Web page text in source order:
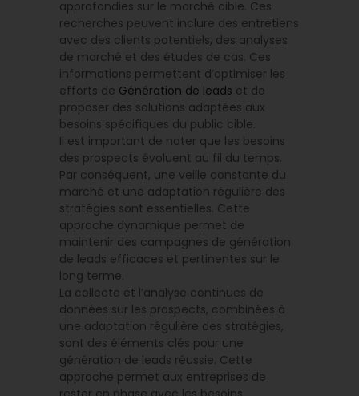
approfondies sur le marché cible. Ces
recherches peuvent inclure des entretiens
avec des clients potentiels, des analyses
de marché et des études de cas. Ces
informations permettent d’optimiser les
efforts de Génération de leads et de
proposer des solutions adaptées aux
besoins spécifiques du public cible.
Il est important de noter que les besoins
des prospects évoluent au fil du temps.
Par conséquent, une veille constante du
marché et une adaptation régulière des
stratégies sont essentielles. Cette
approche dynamique permet de
maintenir des campagnes de génération
de leads efficaces et pertinentes sur le
long terme.
La collecte et l’analyse continues de
données sur les prospects, combinées à
une adaptation régulière des stratégies,
sont des éléments clés pour une
génération de leads réussie. Cette
approche permet aux entreprises de